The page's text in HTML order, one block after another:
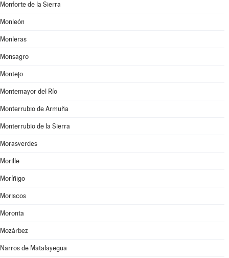
Monforte de la Sierra
Monleón
Monleras
Monsagro
Montejo
Montemayor del Río
Monterrubio de Armuña
Monterrubio de la Sierra
Morasverdes
Morille
Moríñigo
Moriscos
Moronta
Mozárbez
Narros de Matalayegua